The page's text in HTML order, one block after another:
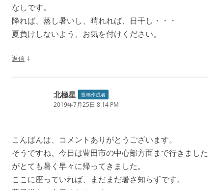
なしです。
降れば、蒸し暑いし、晴れれば、日干し・・・
夏負けしないよう、お気を付けください。
返信 ↓
北極星 投稿作成者
2019年7月25日 8:14 PM
こんばんは、コメントありがとうございます。
そうですね、今日は豊田市の中心部方面まで行きました
がとても暑く早々に帰ってきました。
ここに座っていれば、まだまだ暑さ知らずです。